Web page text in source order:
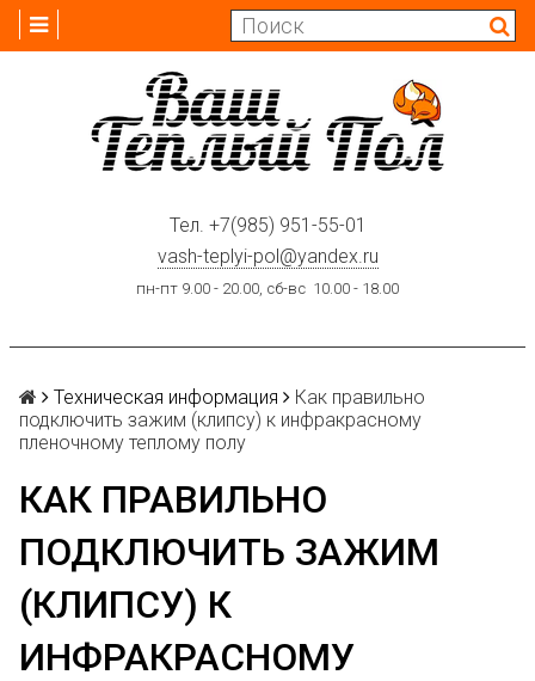
Тел. +7(985) 951-55-01
vash-teplyi-pol@yandex.ru
пн-пт 9.00 - 20.00, сб-вс 10.00 - 18.00
Техническая информация
Как правильно
подключить зажим (клипсу) к инфракрасному
пленочному теплому полу
КАК ПРАВИЛЬНО
ПОДКЛЮЧИТЬ ЗАЖИМ
(КЛИПСУ) К
ИНФРАКРАСНОМУ